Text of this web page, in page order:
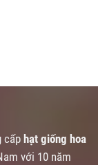
cấp hạt giống hoa
với 10 năm